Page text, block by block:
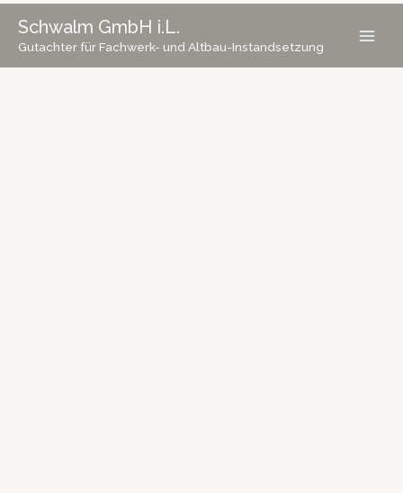
Inhalt
springen
Schwalm GmbH i.L.
Gutachter für Fachwerk- und Altbau-Instandsetzung